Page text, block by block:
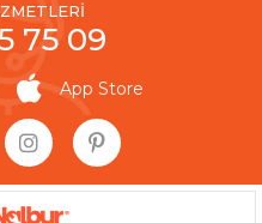
75 09
App Store